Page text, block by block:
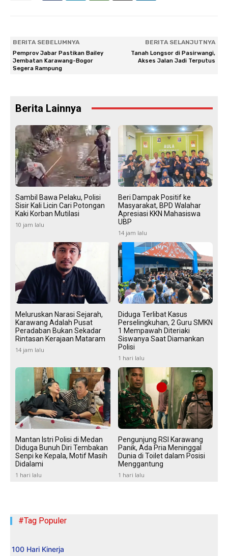
BERITA SEBELUMNYA
Pemprov Jabar Pastikan Bailey
Jembatan Karawang-Bogor
Segera Rampung
BERITA SELANJUTNYA
Tanah Longsor di Pasirwangi,
Akses Jalan Jadi Terputus
Berita Lainnya
Sambil Bawa Pelaku, Polisi
Sisir Kali Licin Cari Potongan
Kaki Korban Mutilasi
10 jam lalu
Beri Dampak Positif ke
Masyarakat, BPD Walahar
Apresiasi KKN Mahasiswa
UBP
14 jam lalu
Meluruskan Narasi Sejarah,
Karawang Adalah Pusat
Peradaban Bukan Sekadar
Rintasan Kerajaan Mataram
14 jam lalu
Diduga Terlibat Kasus
Perselingkuhan, 2 Guru SMKN
1 Mempawah Diteriaki
Siswanya Saat Diamankan
Polisi
1 hari lalu
Mantan Istri Polisi di Medan
Diduga Bunuh Diri Tembakan
Senpi ke Kepala, Motif Masih
Didalami
1 hari lalu
Pengunjung RSI Karawang
Panik, Ada Pria Meninggal
Dunia di Toilet dalam Posisi
Menggantung
1 hari lalu
#Tag Populer
100 Hari Kinerja